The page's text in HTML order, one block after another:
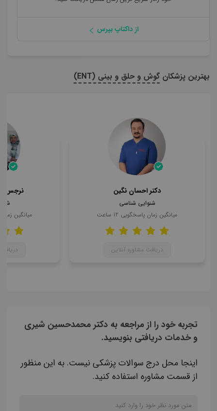
از داکتاپ بپرس
بهترین پزشکان گوش و حلق و بینی (ENT)
دکتر احسان نگین
شنوایی شناسی
میانگین زمان پاسخگویی 12 ساعت
دریافت مشاوره آنلاین
نرجس
میانگین
تجربه خود را از مراجعه به دکتر محمدحسین شیری
و خدمات دریافتی بنویسید.
اینجا محل درج سوالات پزشکی نیست. به این منظور
از قسمت مشاوره استفاده کنید.